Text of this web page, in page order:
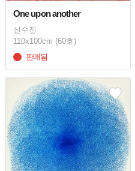
One upon another
신수진
110x100cm (60호)
판매됨